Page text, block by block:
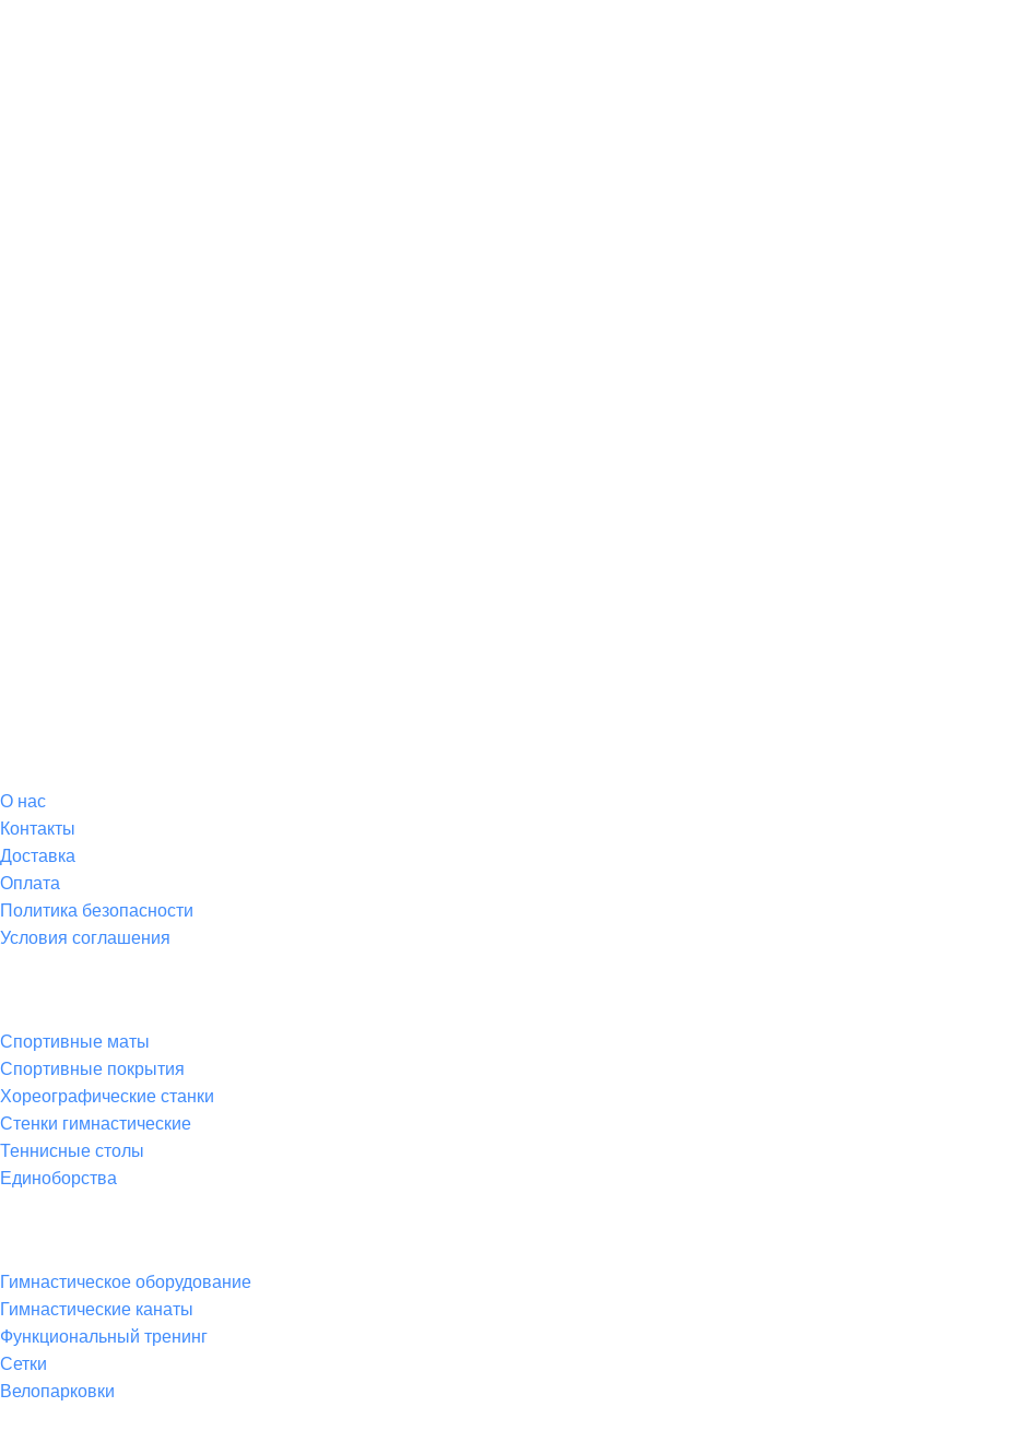
О нас
Контакты
Доставка
Оплата
Политика безопасности
Условия соглашения
Спортивные маты
Спортивные покрытия
Хореографические станки
Стенки гимнастические
Теннисные столы
Единоборства
Гимнастическое оборудование
Гимнастические канаты
Функциональный тренинг
Сетки
Велопарковки